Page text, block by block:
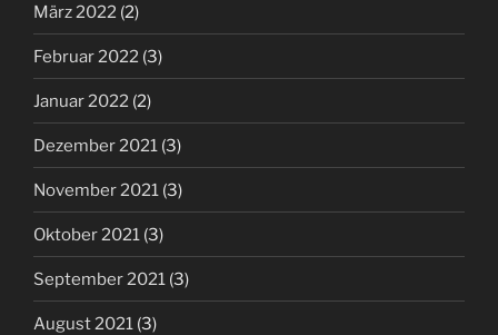
März 2022 (2)
Februar 2022 (3)
Januar 2022 (2)
Dezember 2021 (3)
November 2021 (3)
Oktober 2021 (3)
September 2021 (3)
August 2021 (3)